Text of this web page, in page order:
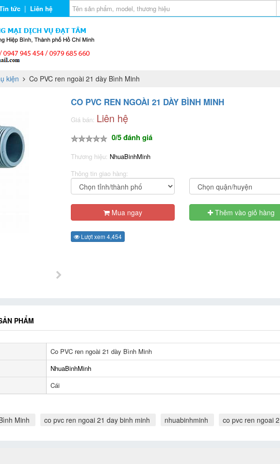
tức | Liên hệ
kiện Co PVC ren ngoài 21 dày Bình Minh
CO PVC REN NGOÀI 21 DÀY BÌNH MINH
Giá bán: Liên hệ
0/5 đánh giá
Thương hiệu: NhuaBinhMinh
Thông tin giao hàng:
Mua ngay Thêm vào giỏ hàng
Lượt xem 4,454
PHẨM
Co PVC ren ngoài 21 dày Bình Minh
NhuaBinhMinh
Cái
Minh co pvc ren ngoai 21 day binh minh nhuabinhminh co pvc ren ngoai